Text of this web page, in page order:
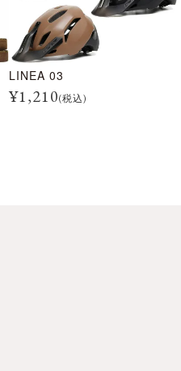
LINEA 03
¥1,210(税込)